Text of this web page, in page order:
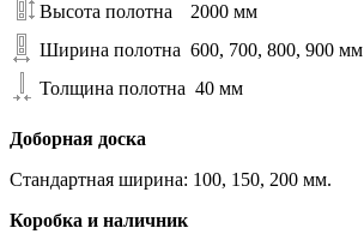
Высота полотна
2000 мм
Ширина полотна 600, 700, 800, 900 мм
Толщина полотна 40 мм
Доборная доска
Стандартная ширина: 100, 150, 200 мм.
Коробка и наличник